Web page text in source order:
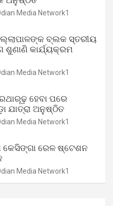
Media Network1
ବ୍ଲକ ସ୍ତରୀୟ
କାର୍ଯ୍ୟକ୍ରମ
Media Network1
ରଥାରୂଢ଼ ହେବା ପରେ
ଯାତ୍ରା ଅନୁଷ୍ଠିତ
Media Network1
କେସିଙ୍ଗା ରେଳ ଷ୍ଟେଶନ
Media Network1